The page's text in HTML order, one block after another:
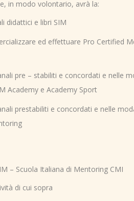
in modo volontario, avrà la:
didattici e libri SIM
ed effettuare Pro Certified
pre – stabiliti e concordati e nelle
Academy e Academy Sport
prestabiliti e concordati e nelle
– Scuola Italiana di Mentoring CMI
di cui sopra